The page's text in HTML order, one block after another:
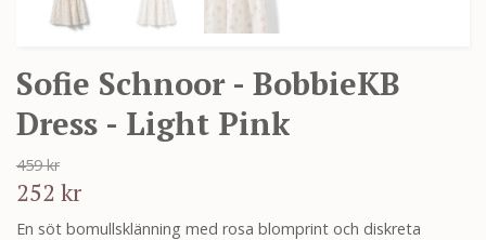
Sofie Schnoor - BobbieKB
Dress - Light Pink
459 kr
252 kr
En söt bomullsklänning med rosa blomprint och diskreta